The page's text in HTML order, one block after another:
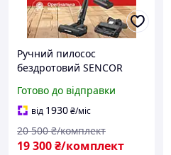
Ручний пилосос
бездротовий SENCOR
500 Вт Акумуляторний
пилосос для сухого та
вологого прибирання
Led-підсвіт
Готово до відправки
від 1930₴/міс
19 300₴/комплект
20 500 ₴/комплект